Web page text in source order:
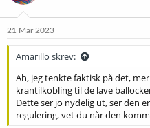
o
e
21 Mar 2023
Amarillo skrev:
Ah, jeg tenkte faktisk på det,
krantilkobling til de lave
Dette ser jo nydelig ut, ser den
regulering, vet du når den